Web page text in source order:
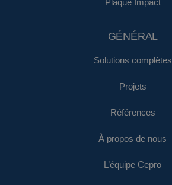
Plaque Impact
GÉNÉRAL
Solutions complètes
Projets
Références
À propos de nous
L’équipe Cepro